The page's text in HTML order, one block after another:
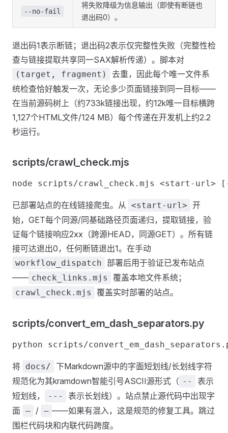
--no-fail
将失败降级为信息输出（即使有断链也
退出码0）。
退出码1表示断链；退出码2表示仅完整性失败（完整性检
查与链接提取共享同一SAX解析传递）。脚本对
(target, fragment)
去重，因此每个唯一文件系
统检查恰好触发一次，无论多少页面链接到同一目标——
在当前源码树上（约733k链接出现，约12k唯一目标横跨
1,127个HTML文件/124 MB）每个传递在开发机上约2.2
秒运行。
scripts/crawl_check.mjs
已部署站点的在线链接爬虫。从 <start-url> 开
始，GET每个同源/同基础路径页面递归，提取链接，验
证每个链接响应2xx（跨源HEAD，同源GET）。所有链
接可达退出0，任何断链退出1。在手动
workflow_dispatch 部署后用于验证已发布站点
—— check_links.mjs 覆盖本地文件系统；
crawl_check.mjs 覆盖实时部署的站点。
scripts/convert_em_dash_separators.py
将 docs/ 下Markdown源中的字面短划线/长划线字符
规范化为其kramdown智能引号ASCII源形式（ --
表示
短划线，
---
表示长划线）。站点禁止源代码中出现字
面 – / — ——如果有混入，这是规范的修复工具。跳过
围栏代码块和内联代码跨度。